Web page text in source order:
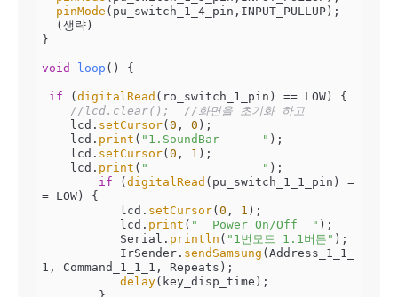
pinMode (pu_switch_1_4_pin,INPUT_PULLUP);
}
void loop () {
if (digitalRead (ro_switch_1_pin) == LOW) {
//lcd.clear();  //화면을 초기화 하고
    lcd.
setCursor(0 , 0 );
    lcd.
print ( "1.SoundBar      " );
    lcd.
setCursor(0 , 1 );
    lcd.
print ( "                " );
if (digitalRead (pu_switch_1_1_pin) =
= LOW) {
           lcd.
setCursor(0 , 1 );
           lcd.
print ( "  Power On/Off  " );
           Serial.
println ( "1번모드 1.1버튼" );
           IrSender.
sendSamsung (Address_1_1_
1, Command_1_1_1, Repeats);
delay(key_disp_time);